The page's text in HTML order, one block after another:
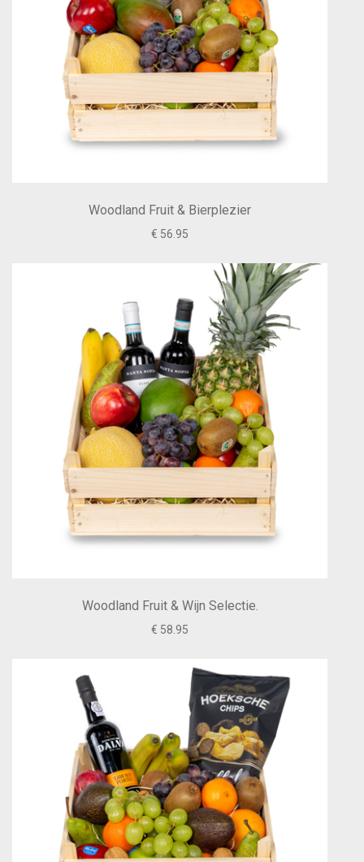
Woodland Fruit & Bierplezier
€ 56.95
Woodland Fruit & Wijn Selectie.
€ 58.95